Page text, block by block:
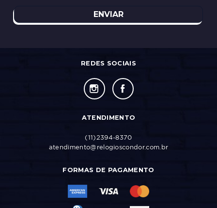
ENVIAR
FORMAS DE PAGAMENTO
REDES SOCIAIS
ATENDIMENTO
(11)2394-8370
atendimento@relogioscondor.com.br